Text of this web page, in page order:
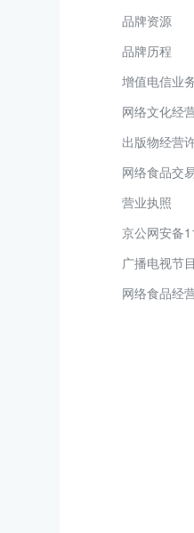
品牌资源
品牌历程
增值电信业
网络文化经
出版物经营
网络食品交
营业执照
京公网安备
广播电视节
网络食品经